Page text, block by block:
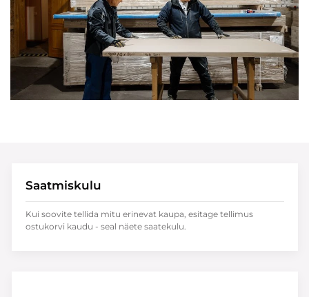
Saatmiskulu
Kui soovite tellida mitu erinevat kaupa, esitage tellimus
ostukorvi kaudu - seal näete saatekulu.